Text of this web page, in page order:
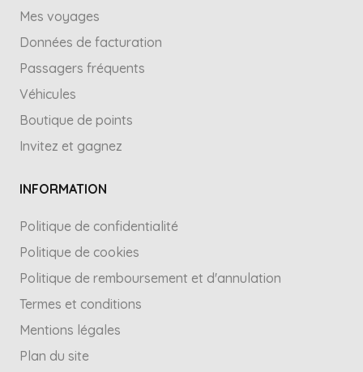
Mes voyages
Données de facturation
Passagers fréquents
Véhicules
Boutique de points
Invitez et gagnez
INFORMATION
Politique de confidentialité
Politique de cookies
Politique de remboursement et d'annulation
Termes et conditions
Mentions légales
Plan du site